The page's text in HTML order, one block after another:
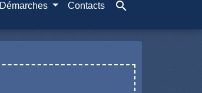
Démarches Contacts search